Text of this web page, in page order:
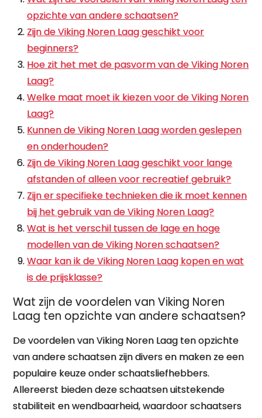
opzichte van andere schaatsen?
Zijn de Viking Noren Laag geschikt voor
beginners?
Hoe zit het met de pasvorm van de Viking Noren
Laag?
Welke maat moet ik kiezen voor de Viking Noren
Laag?
Kunnen de Viking Noren Laag worden geslepen
en onderhouden?
Zijn de Viking Noren Laag geschikt voor lange
afstanden of alleen voor recreatief gebruik?
Zijn er specifieke technieken die ik moet kennen
bij het gebruik van de Viking Noren Laag?
Wat is het verschil tussen de lage en hoge
modellen van de Viking Noren schaatsen?
Waar kan ik de Viking Noren Laag kopen en wat
is de prijsklasse?
Wat zijn de voordelen van Viking Noren
Laag ten opzichte van andere schaatsen?
De voordelen van Viking Noren Laag ten opzichte
van andere schaatsen zijn divers en maken ze een
populaire keuze onder schaatsliefhebbers.
Allereerst bieden deze schaatsen uitstekende
stabiliteit en wendbaarheid, waardoor schaatsers